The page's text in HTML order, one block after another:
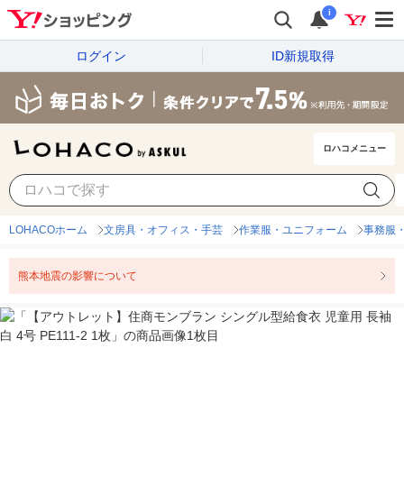
i
ログイン ID新規取得
ロハコメニュー
LOHACOホーム 文房具・オフィス・手芸 作業服・ユニフォーム 事務服
熊本地震の影響について